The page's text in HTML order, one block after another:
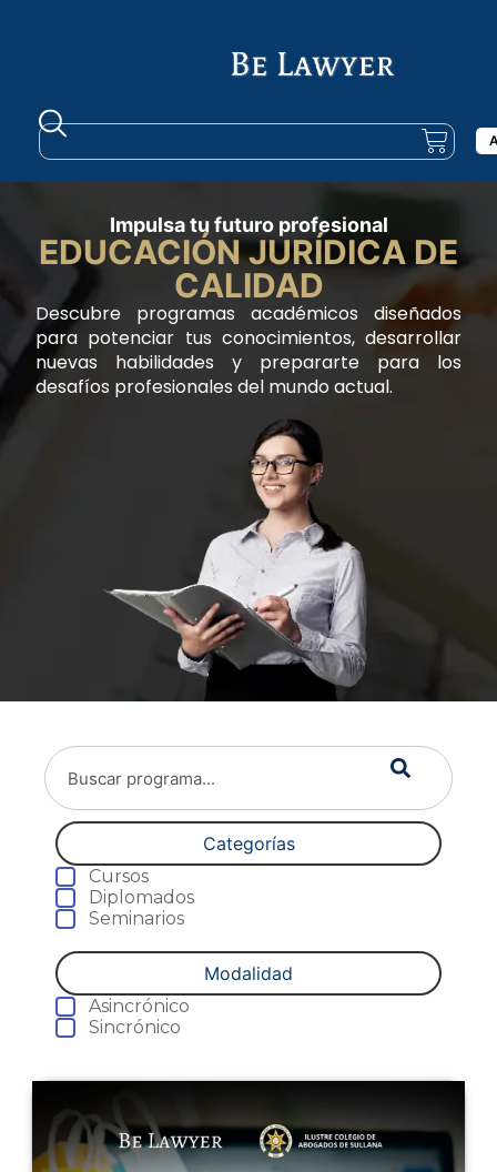
Impulsa tu futuro profesional
EDUCACIÓN JURÍDICA DE
CALIDAD
Descubre programas académicos diseñados
para potenciar tus conocimientos, desarrollar
nuevas habilidades y prepararte para los
desafíos profesionales del mundo actual.
Categorías
Cursos
Diplomados
Seminarios
Modalidad
Asincrónico
Sincrónico